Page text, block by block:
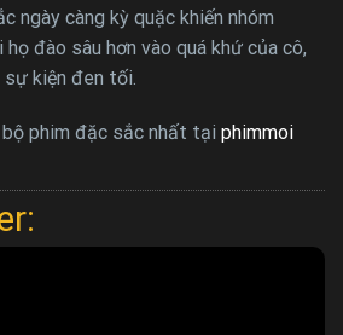
ngày càng kỳ quặc khiến nhóm
họ đào sâu hơn vào quá khứ của cô,
kiện đen tối.
phim đặc sắc nhất tại phimmoi